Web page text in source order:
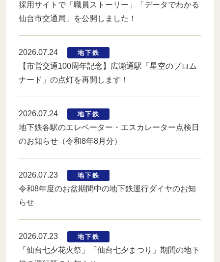
採用サイトで「職員ストーリー」「データでわかる
仙台市交通局」を公開しました！
2026.07.24 地下鉄
【市営交通100周年記念】広瀬通駅「星空のプロム
ナード」の点灯を再開します！
2026.07.24 地下鉄
地下鉄各駅のエレベーター・エスカレーター点検日
のお知らせ（令和8年8月分）
2026.07.23 地下鉄
令和8年度のお盆期間中の地下鉄運行ダイヤのお知
らせ
2026.07.23 地下鉄
「仙台七夕花火祭」「仙台七夕まつり」期間の地下